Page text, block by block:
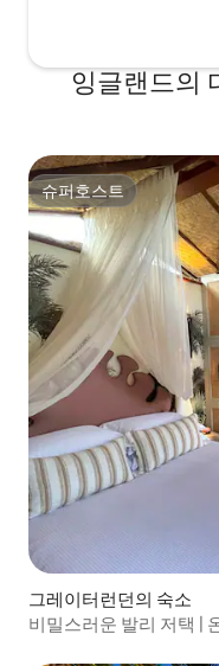
잉글랜드의
슈퍼호스트
슈퍼호스트
그레이터런던의 숙소
비밀스러운 발리 저택 |